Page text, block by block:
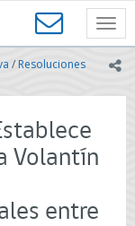
/ Resoluciones
Volantín
entre